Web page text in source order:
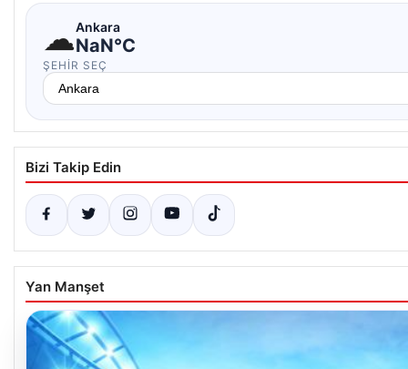
☁Ankara
NaN°C
ŞEHIR SEÇ
Bizi Takip Edin
Yan Manşet